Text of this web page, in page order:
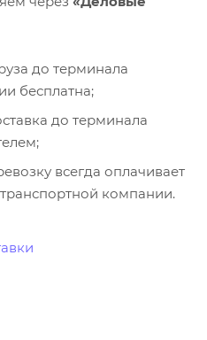
до терминала
бесплатна;
до терминала
всегда оплачивает
компании.